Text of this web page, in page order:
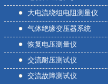
大电流绕组电阻测量仪
气体绝缘变压器系统
恢复电压测量仪
交流耐压测试仪
交流故障测试仪